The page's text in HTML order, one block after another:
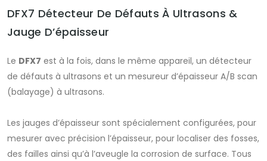
DFX7 Détecteur De Défauts À Ultrasons &
Jauge D’épaisseur
Le DFX7 est à la fois, dans le même appareil, un détecteur
de défauts à ultrasons et un mesureur d’épaisseur A/B scan
(balayage) à ultrasons.
Les jauges d’épaisseur sont spécialement configurées, pour
mesurer avec précision l’épaisseur, pour localiser des fosses,
des failles ainsi qu’à l’aveugle la corrosion de surface. Tous